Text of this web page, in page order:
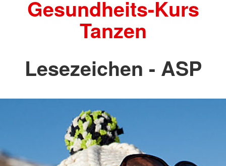
Gesundheits-Kurs
Tanzen
Lesezeichen - ASP